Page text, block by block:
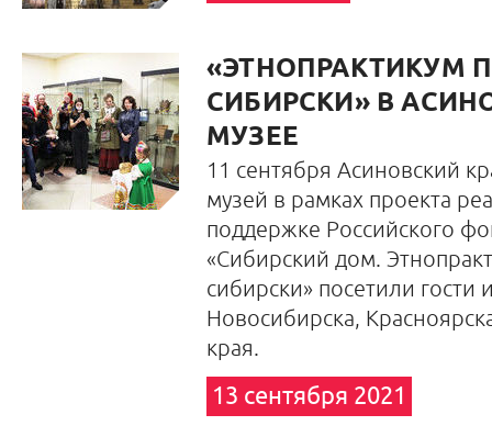
«ЭТНОПРАКТИКУМ
СИБИРСКИ» В
МУЗЕЕ
11 сентября Асиновский
музей в рамках проекта
поддержке Российского
«Сибирский дом.
сибирски» посетили гости
Новосибирска,
края.
13 сентября 2021